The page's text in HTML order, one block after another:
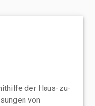
der Haus-zu-
von